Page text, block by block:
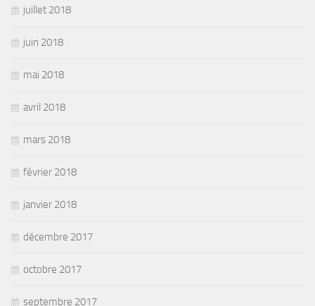
juillet 2018
juin 2018
mai 2018
avril 2018
mars 2018
février 2018
janvier 2018
décembre 2017
octobre 2017
septembre 2017